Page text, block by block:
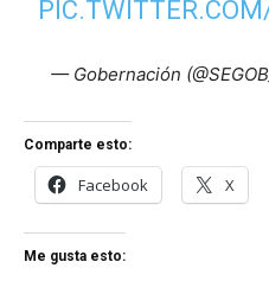
— Gobernación
Comparte esto:
Facebook X
Me gusta esto: